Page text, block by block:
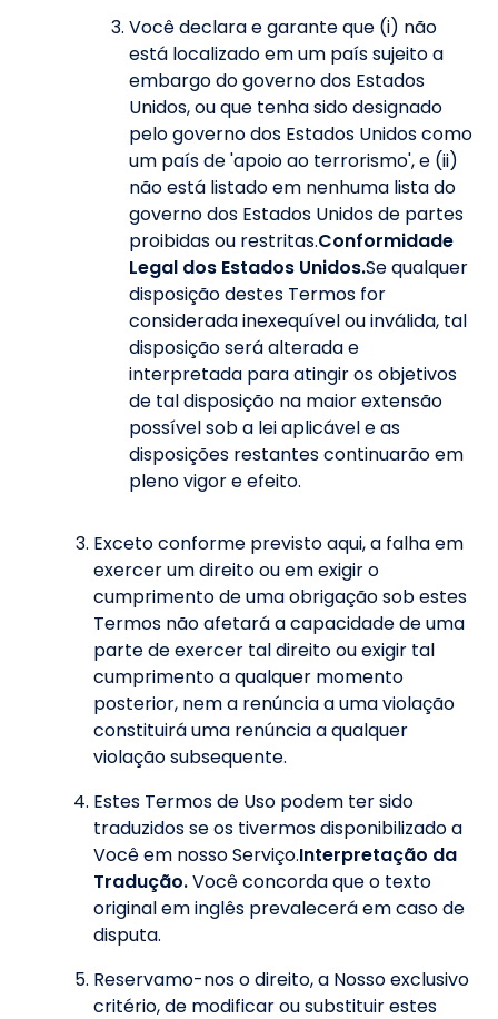
Você declara e garante que (i) não
está localizado em um país sujeito a
embargo do governo dos Estados
Unidos, ou que tenha sido designado
pelo governo dos Estados Unidos como
um país de 'apoio ao terrorismo', e (ii)
não está listado em nenhuma lista do
governo dos Estados Unidos de partes
proibidas ou restritas.Conformidade
Legal dos Estados Unidos.Se qualquer
disposição destes Termos for
considerada inexequível ou inválida, tal
disposição será alterada e
interpretada para atingir os objetivos
de tal disposição na maior extensão
possível sob a lei aplicável e as
disposições restantes continuarão em
pleno vigor e efeito.
Exceto conforme previsto aqui, a falha em
exercer um direito ou em exigir o
cumprimento de uma obrigação sob estes
Termos não afetará a capacidade de uma
parte de exercer tal direito ou exigir tal
cumprimento a qualquer momento
posterior, nem a renúncia a uma violação
constituirá uma renúncia a qualquer
violação subsequente.
Estes Termos de Uso podem ter sido
traduzidos se os tivermos disponibilizado a
Você em nosso Serviço.Interpretação da
Tradução.Você concorda que o texto
original em inglês prevalecerá em caso de
disputa.
Reservamo-nos o direito, a Nosso exclusivo
critério, de modificar ou substituir estes